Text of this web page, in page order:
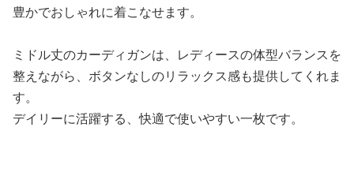
豊かでおしゃれに着こなせます。
ミドル丈のカーディガンは、レディースの体型バランスを
整えながら、ボタンなしのリラックス感も提供してくれま
す。
デイリーに活躍する、快適で使いやすい一枚です。